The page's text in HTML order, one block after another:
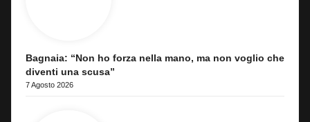
Bagnaia: “Non ho forza nella mano, ma non voglio che
diventi una scusa”
7 Agosto 2026